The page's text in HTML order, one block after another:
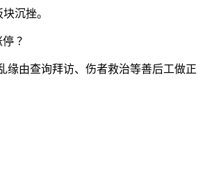
沉挫。
？
由查询拜访、伤者救治等善后工做正